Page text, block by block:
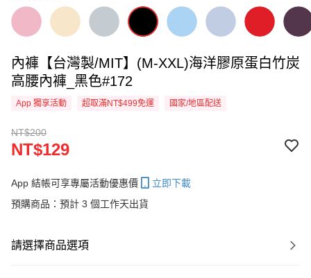
內褲【台灣製/MIT】(M-XXL)海洋膠原蛋白竹炭
高腰內褲_黑色#172
App 獨享活動 超取滿NT$499免運 國家/地區配送
NT$200
NT$129
App 結帳可享專屬活動優惠價
立即下載
預購商品：預計 3 個工作天出貨
請選擇商品選項